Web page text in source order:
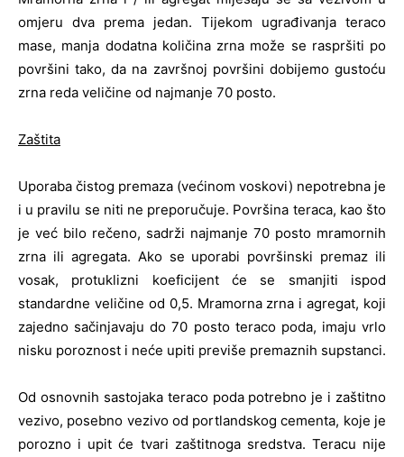
omjeru dva prema jedan. Tijekom ugrađivanja teraco
mase, manja dodatna količina zrna može se raspršiti po
površini tako, da na završnoj površini dobijemo gustoću
zrna reda veličine od najmanje 70 posto.
Zaštita
Uporaba čistog premaza (većinom voskovi) nepotrebna je
i u pravilu se niti ne preporučuje. Površina teraca, kao što
je već bilo rečeno, sadrži najmanje 70 posto mramornih
zrna ili agregata. Ako se uporabi površinski premaz ili
vosak, protuklizni koeficijent će se smanjiti ispod
standardne veličine od 0,5. Mramorna zrna i agregat, koji
zajedno sačinjavaju do 70 posto teraco poda, imaju vrlo
nisku poroznost i neće upiti previše premaznih supstanci.
Od osnovnih sastojaka teraco poda potrebno je i zaštitno
vezivo, posebno vezivo od portlandskog cementa, koje je
porozno i upit će tvari zaštitnoga sredstva. Teracu nije